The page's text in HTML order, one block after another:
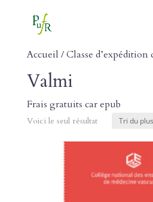
Accueil / Classe
Valmi
Frais gratuits car epub
Voici le seul résultat